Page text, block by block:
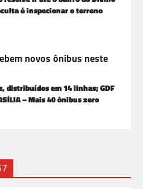
é inspecionar o terreno
novos ônibus neste
distribuídos em 14 linhas; GDF
– Mais 40 ônibus zero